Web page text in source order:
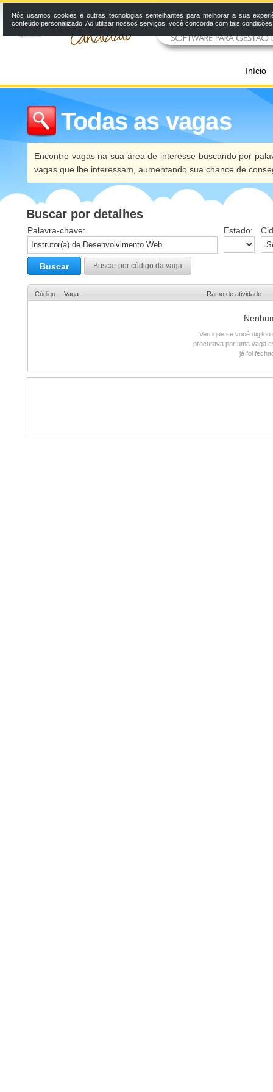
Início
Todas as vagas
Encontre vagas na sua área de interesse buscando por
vagas que lhe interessam, aumentando sua chance de
Buscar por detalhes
Palavra-chave: Estado:
Buscar Buscar por código da vaga
Código Vaga Ramo de atividade
Verifique se você
procurava por uma vaga
já foi
Nós usamos cookies e outras tecnologias semelhantes para melhorar a sua
conteúdo personalizado. Ao utilizar nossos serviços, você concorda com tais